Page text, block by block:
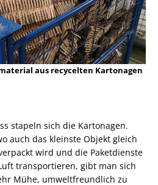
aus recycelten Kartonagen
stapeln sich die Kartonagen.
auch das kleinste Objekt gleich
wird und die Paketdienste
transportieren, gibt man sich
Mühe, umweltfreundlich zu